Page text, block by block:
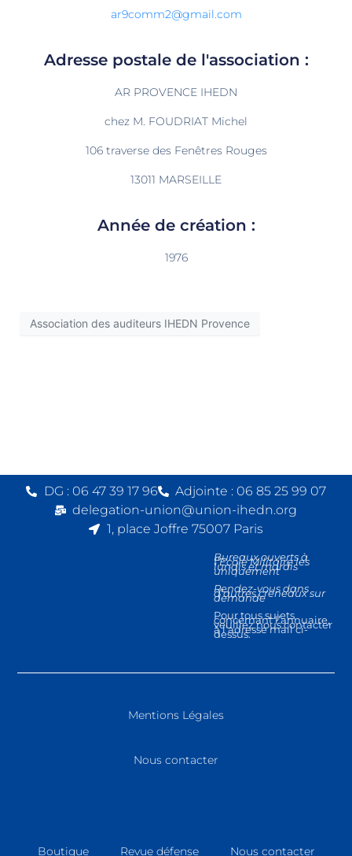
ar9comm2@gmail.com
Adresse postale de l'association :
AR PROVENCE IHEDN
chez M. FOUDRIAT Michel
106 traverse des Fenêtres Rouges
13011 MARSEILLE
Année de création :
1976
Association des auditeurs IHEDN Provence
DG : 06 47 39 17 96
Adjointe : 06 85 25 99 07
delegation-union@union-ihedn.org
1, place Joffre 75007 Paris
Bureaux ouverts à
l’Ecole Militaire les
lundis et mardis
uniquement
Rendez-vous dans
d’autres créneaux sur
demande
Pour tous sujets
concernant l’annuaire,
veuillez nous contacter
à l’adresse mail ci-
dessus.
Mentions Légales
Nous contacter
Boutique Revue défense Nous contacter